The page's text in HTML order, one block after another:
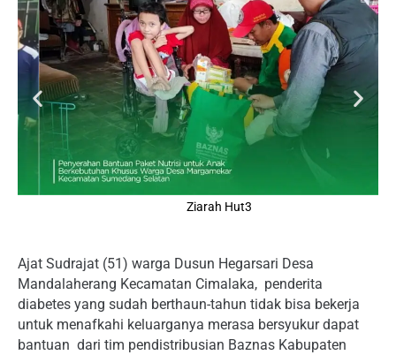
Ziarah Hut3
Ajat Sudrajat (51) warga Dusun Hegarsari Desa
Mandalaherang Kecamatan Cimalaka, penderita
diabetes yang sudah berthaun-tahun tidak bisa bekerja
untuk menafkahi keluarganya merasa bersyukur dapat
bantuan dari tim pendistribusian Baznas Kabupaten